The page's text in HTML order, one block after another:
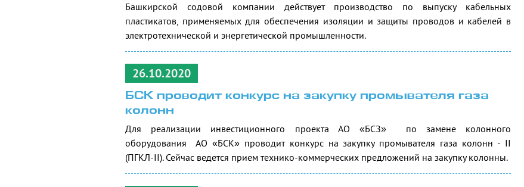
Башкирской содовой компании действует производство по выпуску кабельных
пластикатов, применяемых для обеспечения изоляции и защиты проводов и кабелей в
электротехнической и энергетической промышленности.
26.10.2020
БСК проводит конкурс на закупку промывателя газа
колонн
Для реализации инвестиционного проекта АО «БСЗ» по замене колонного
оборудования АО «БСК» проводит конкурс на закупку промывателя газа колонн - II
(ПГКЛ-II). Сейчас ведется прием технико-коммерческих предложений на закупку колонны.